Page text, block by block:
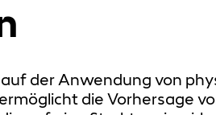
der Anwendung von
die Vorhersage